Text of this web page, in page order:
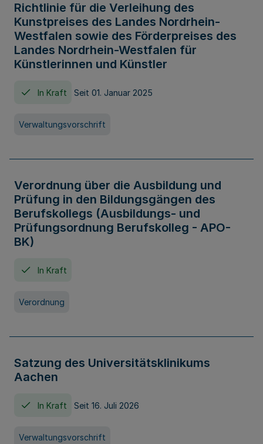
Richtlinie für die Verleihung des
Kunstpreises des Landes Nordrhein-
Westfalen sowie des Förderpreises des
Landes Nordrhein-Westfalen für
Künstlerinnen und Künstler
In Kraft Seit 01. Januar 2025
Verwaltungsvorschrift
Verordnung über die Ausbildung und
Prüfung in den Bildungsgängen des
Berufskollegs (Ausbildungs- und
Prüfungsordnung Berufskolleg - APO-
BK)
In Kraft
Verordnung
Satzung des Universitätsklinikums
Aachen
In Kraft Seit 16. Juli 2026
Verwaltungsvorschrift